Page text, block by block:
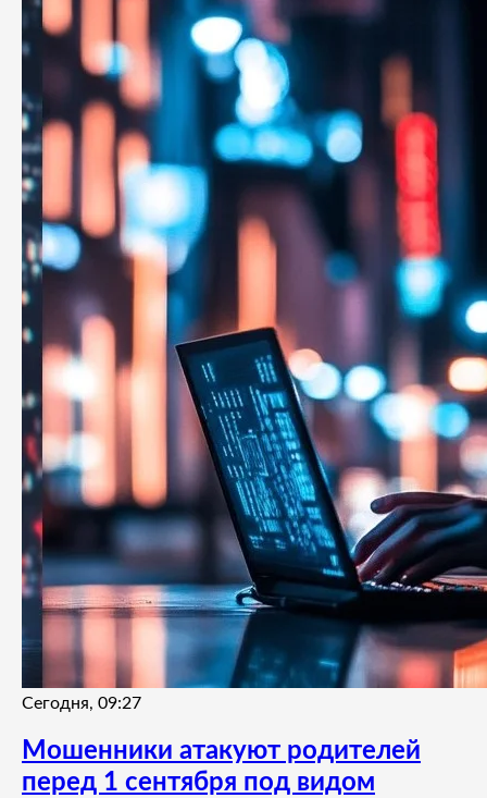
Сегодня, 09:27
Мошенники атакуют родителей
перед 1 сентября под видом